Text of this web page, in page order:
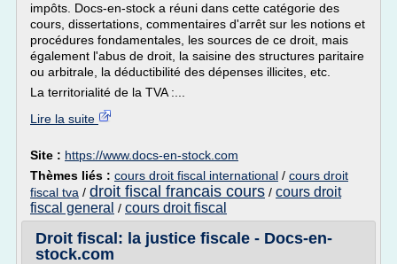
impôts. Docs-en-stock a réuni dans cette catégorie des
cours, dissertations, commentaires d'arrêt sur les notions et
procédures fondamentales, les sources de ce droit, mais
également l'abus de droit, la saisine des structures paritaire
ou arbitrale, la déductibilité des dépenses illicites, etc.
La territorialité de la TVA :...
Lire la suite
Site : https://www.docs-en-stock.com
Thèmes liés : cours droit fiscal international / cours droit
fiscal tva / droit fiscal francais cours / cours droit
fiscal general / cours droit fiscal
Droit fiscal: la justice fiscale - Docs-en-
stock.com